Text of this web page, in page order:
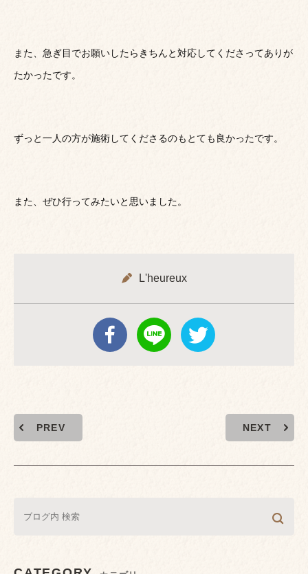
また、急ぎ目でお願いしたらきちんと対応してくださってありが
たかったです。
ずっと一人の方が施術してくださるのもとても良かったです。
また、ぜひ行ってみたいと思いました。
L'heureux
PREV NEXT